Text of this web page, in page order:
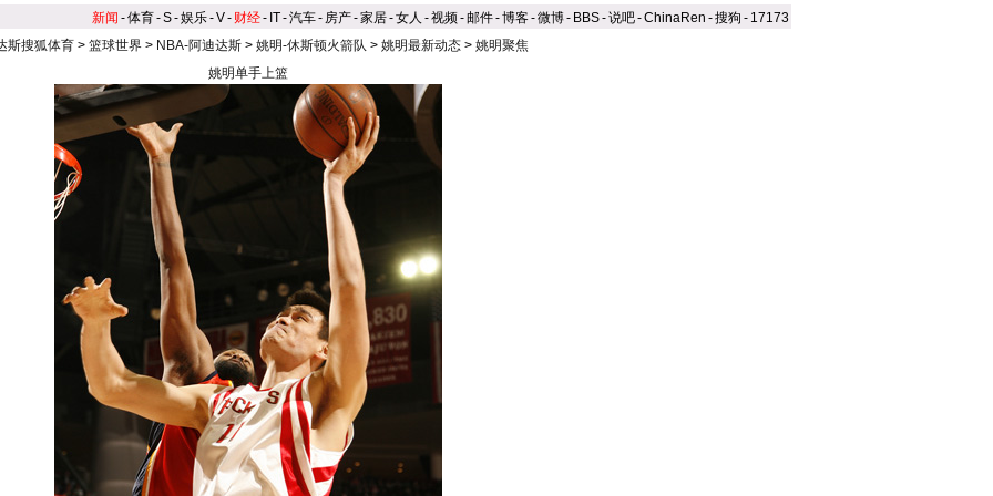
新闻 -体育-S-娱乐-V- 财经- IT-汽车- 房产-家居-女人 -视频-邮件-博客-微博- BBS-说吧-ChinaRen -搜狗 - 17173
斯搜狐体育 > 篮球世界 > NBA-阿迪达斯 > 姚明-休斯顿火箭队 > 姚明最新动态 > 姚明聚焦
姚明单手上篮